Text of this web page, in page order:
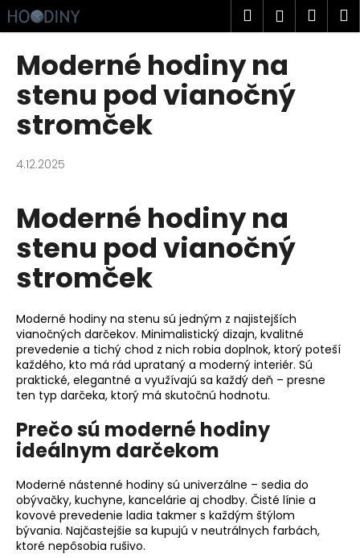
Prejsť
na
obsah
Hľadať
Moderné hodiny na
stenu pod vianočný
stromček
4.12.2025
Moderné hodiny na
stenu pod vianočný
stromček
Moderné hodiny na stenu sú jedným z najistejších
vianočných darčekov. Minimalistický dizajn, kvalitné
prevedenie a tichý chod z nich robia doplnok, ktorý poteší
každého, kto má rád uprataný a moderný interiér. Sú
praktické, elegantné a využívajú sa každý deň – presne
ten typ darčeka, ktorý má skutočnú hodnotu.
Prečo sú moderné hodiny
ideálnym darčekom
Moderné nástenné hodiny sú univerzálne – sedia do
obývačky, kuchyne, kancelárie aj chodby. Čisté línie a
kovové prevedenie ladia takmer s každým štýlom
bývania. Najčastejšie sa kupujú v neutrálnych farbách,
ktoré nepôsobia rušivo.
K
o
Č
o
p
t
e
b
u
j
t
e
n
á
j
s
ť
?
HĽADAŤ